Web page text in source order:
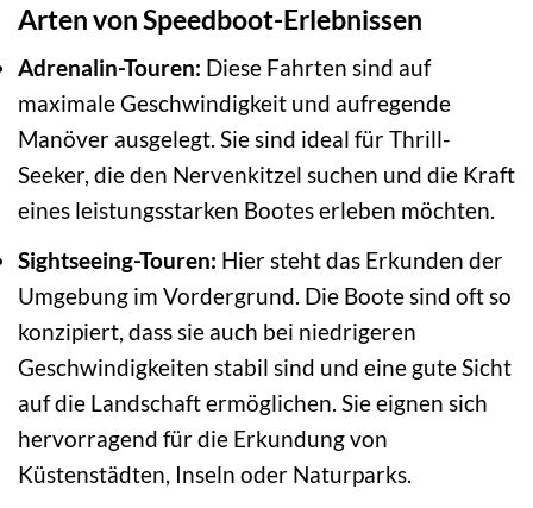
Arten von Speedboot-Erlebnissen
Adrenalin-Touren: Diese Fahrten sind auf
maximale Geschwindigkeit und aufregende
Manöver ausgelegt. Sie sind ideal für Thrill-
Seeker, die den Nervenkitzel suchen und die Kraft
eines leistungsstarken Bootes erleben möchten.
Sightseeing-Touren: Hier steht das Erkunden der
Umgebung im Vordergrund. Die Boote sind oft so
konzipiert, dass sie auch bei niedrigeren
Geschwindigkeiten stabil sind und eine gute Sicht
auf die Landschaft ermöglichen. Sie eignen sich
hervorragend für die Erkundung von
Küstenstädten, Inseln oder Naturparks.